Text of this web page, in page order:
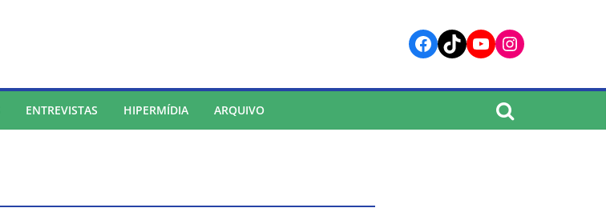
Facebook
TikTokYouTube
Instagram
ENTREVISTAS HIPERMÍDIA ARQUIVO